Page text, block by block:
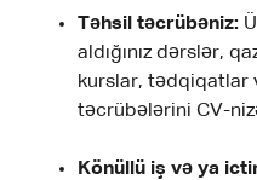
Təhsil təcrübəniz:
aldığınız dərslər,
kurslar, tədqiqatlar
təcrübələrini CV-
Könüllü iş və ya